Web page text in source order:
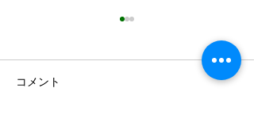
コメント